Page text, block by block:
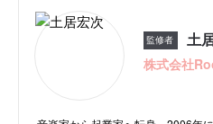
12位
が全て無料！
まとめ：既婚者マッチ
して安全に使おう！
監修者 土
株式会社